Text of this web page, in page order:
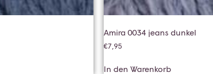
Amira 0034 jeans dunkel
€7,95
In den Warenkorb